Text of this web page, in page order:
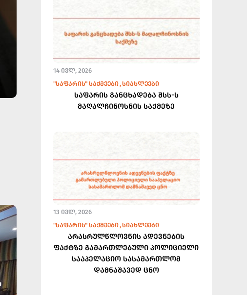
14 ᲘᲕᲚ, 2026
"ᲡᲐᲤᲐᲠᲘᲡ" ᲡᲐᲥᲛᲔᲔᲑᲘ ᲡᲘᲐᲮᲚᲔᲔᲑᲘ
საფარის განცხადება შსს-ს
მაღალჩინოსნის საქმეზე
13 ᲘᲕᲚ, 2026
"ᲡᲐᲤᲐᲠᲘᲡ" ᲡᲐᲥᲛᲔᲔᲑᲘ ᲡᲘᲐᲮᲚᲔᲔᲑᲘ
არასრულწლოვნის ადევნების
ფაქტზე გამართლებული პოლიციელი
სააპელაციო სასამართლომ
დამნაშავედ ცნო